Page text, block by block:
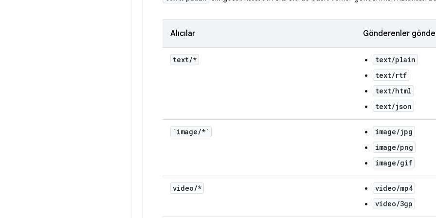
Alıcılar Gönderenler
text/*
text/plain
text/rtf
text/html
text/json
`image/*`
image/jpg
image/png
image/gif
video/*
video/mp4
video/3gp